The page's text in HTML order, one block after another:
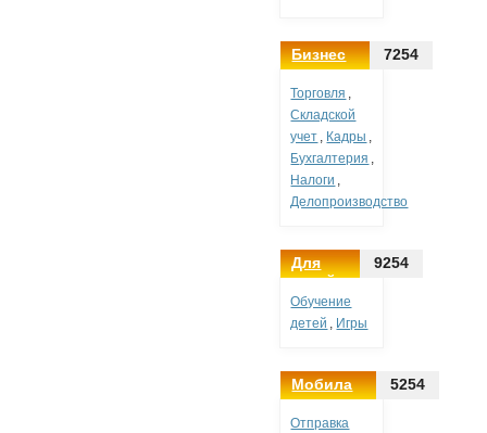
Бизнес 7254
Торговля ,
Складской
учет , Кадры ,
Бухгалтерия ,
Налоги ,
Делопроизводство
Для
детей
9254
Обучение
детей , Игры
Мобила 5254
Отправка